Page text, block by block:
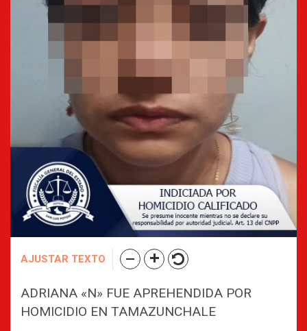
AJUSTAR TEXTO
ADRIANA «N» FUE APREHENDIDA POR
HOMICIDIO EN TAMAZUNCHALE